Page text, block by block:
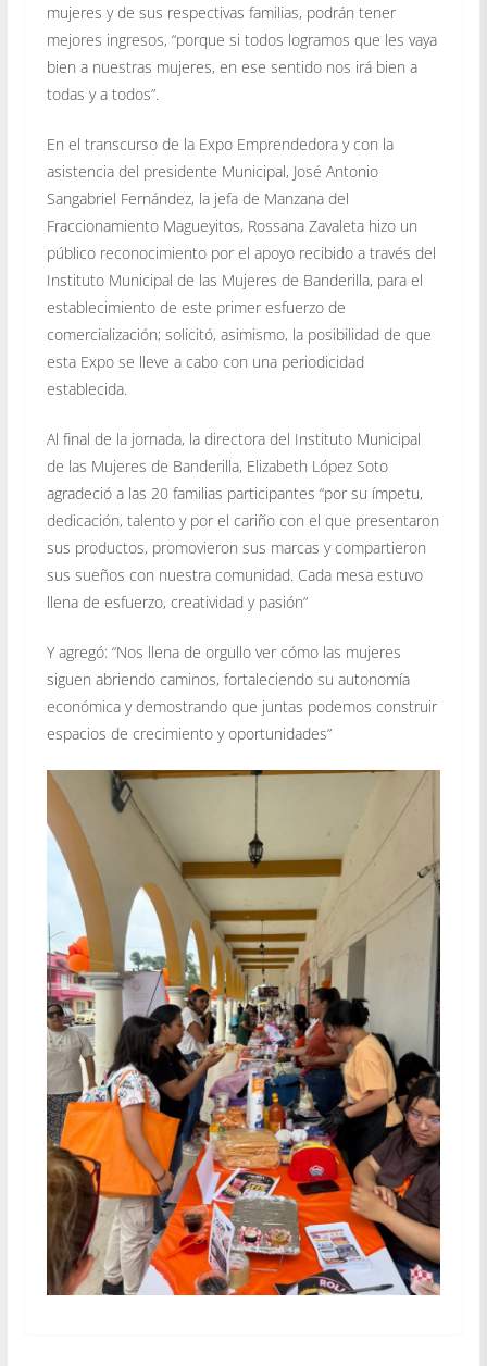
mujeres y de sus respectivas familias, podrán tener
mejores ingresos, “porque si todos logramos que les vaya
bien a nuestras mujeres, en ese sentido nos irá bien a
todas y a todos”.
En el transcurso de la Expo Emprendedora y con la
asistencia del presidente Municipal, José Antonio
Sangabriel Fernández, la jefa de Manzana del
Fraccionamiento Magueyitos, Rossana Zavaleta hizo un
público reconocimiento por el apoyo recibido a través del
Instituto Municipal de las Mujeres de Banderilla, para el
establecimiento de este primer esfuerzo de
comercialización; solicitó, asimismo, la posibilidad de que
esta Expo se lleve a cabo con una periodicidad
establecida.
Al final de la jornada, la directora del Instituto Municipal
de las Mujeres de Banderilla, Elizabeth López Soto
agradeció a las 20 familias participantes “por su ímpetu,
dedicación, talento y por el cariño con el que presentaron
sus productos, promovieron sus marcas y compartieron
sus sueños con nuestra comunidad. Cada mesa estuvo
llena de esfuerzo, creatividad y pasión”
Y agregó: “Nos llena de orgullo ver cómo las mujeres
siguen abriendo caminos, fortaleciendo su autonomía
económica y demostrando que juntas podemos construir
espacios de crecimiento y oportunidades”